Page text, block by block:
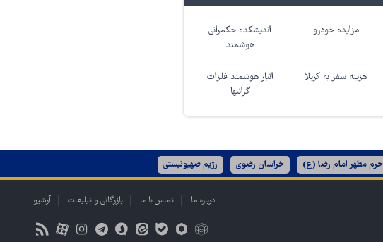
مزایده خودرو
اندیشکده حکمرانی
هوشمند
هزینه سفر به کربلا
انبار هوشمند فلزات
گرانبها
حرم مطهر امام رضا (ع) خراسان رضوی رژیم صهیونیستی
درباره ما تماس با ما بازرگانی و تبلیغات آرشیو